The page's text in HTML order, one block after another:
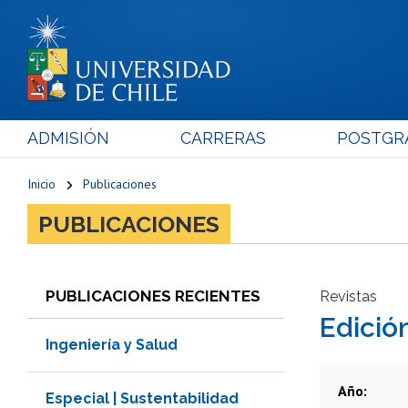
ADMISIÓN CARRERAS
Inicio Publicaciones
PUBLICACIONES
PUBLICACIONES RECIENTES
Ingeniería y Salud
Especial | Sustentabilidad
Revistas
Año